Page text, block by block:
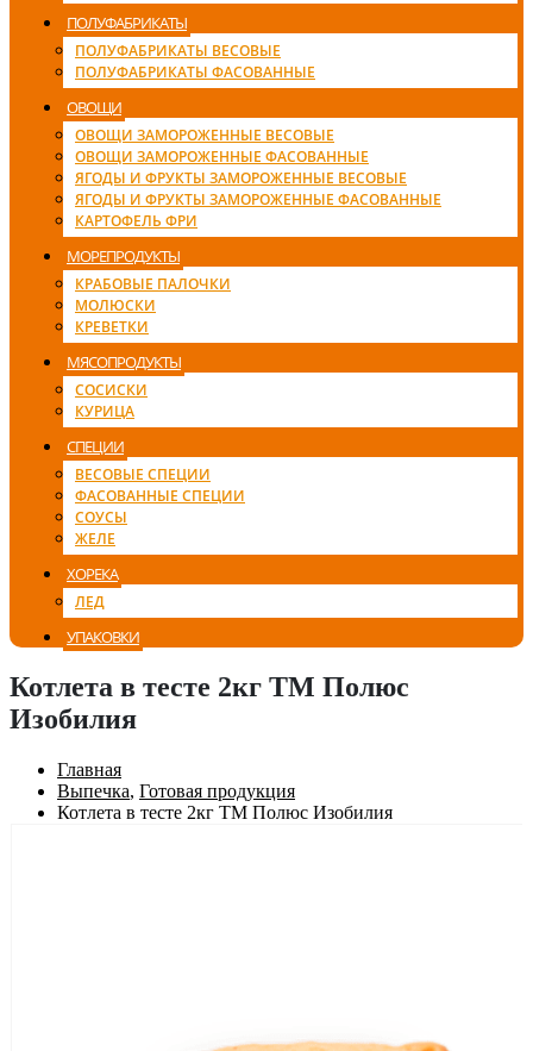
ПОЛУФАБРИКАТЫ
ПОЛУФАБРИКАТЫ ВЕСОВЫЕ
ПОЛУФАБРИКАТЫ ФАСОВАННЫЕ
ОВОЩИ
ОВОЩИ ЗАМОРОЖЕННЫЕ ВЕСОВЫЕ
ОВОЩИ ЗАМОРОЖЕННЫЕ ФАСОВАННЫЕ
ЯГОДЫ И ФРУКТЫ ЗАМОРОЖЕННЫЕ ВЕСОВЫЕ
ЯГОДЫ И ФРУКТЫ ЗАМОРОЖЕННЫЕ ФАСОВАННЫЕ
КАРТОФЕЛЬ ФРИ
МОРЕПРОДУКТЫ
КРАБОВЫЕ ПАЛОЧКИ
МОЛЮСКИ
КРЕВЕТКИ
МЯСОПРОДУКТЫ
СОСИСКИ
КУРИЦА
СПЕЦИИ
ВЕСОВЫЕ СПЕЦИИ
ФАСОВАННЫЕ СПЕЦИИ
СОУСЫ
ЖЕЛЕ
ХОРЕКА
ЛЕД
УПАКОВКИ
Котлета в тесте 2кг ТМ Полюс
Изобилия
Главная
Выпечка, Готовая продукция
Котлета в тесте 2кг ТМ Полюс Изобилия